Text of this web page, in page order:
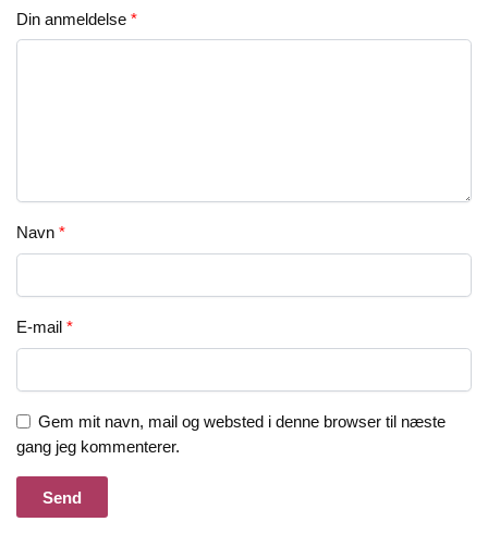
Din anmeldelse *
Navn *
E-mail *
Gem mit navn, mail og websted i denne browser til næste
gang jeg kommenterer.